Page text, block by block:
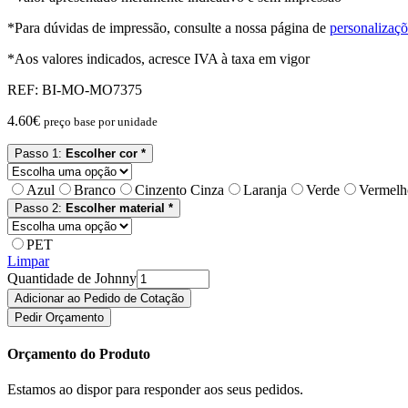
*Para dúvidas de impressão, consulte a nossa página de
*Aos valores indicados, acresce IVA à taxa em vigor
REF: BI-MO-MO7375
4.60€ preço base por unidade
Passo 1: Escolher cor *
Azul Branco Cinzento Cinza Laranja Verde
Passo 2: Escolher material *
PET
Limpar
Quantidade de Johnny
Adicionar ao Pedido de Cotação
Pedir Orçamento
Orçamento do Produto
Estamos ao dispor para responder aos seus pedidos.